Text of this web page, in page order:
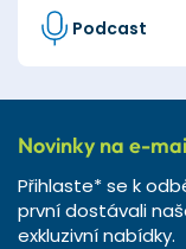
Podcast
Novinky na e-
Přihlaste* se k
první dostávali
exkluzivní nabídky.